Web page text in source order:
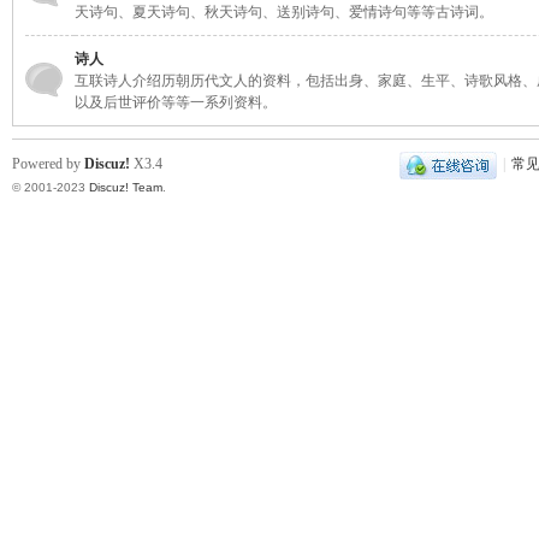
互
天诗句、夏天诗句、秋天诗句、送别诗句、爱情诗句等等古诗词。
诗人
互联诗人介绍历朝历代文人的资料，包括出身、家庭、生平、诗歌风格
以及后世评价等等一系列资料。
常
Powered by Discuz! X3.4
© 2001-2023 Discuz! Team